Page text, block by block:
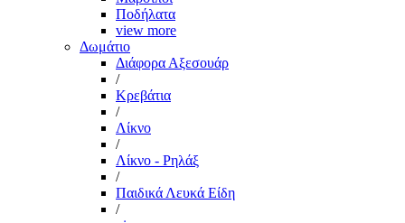
Ποδήλατα
view more
Δωμάτιο
Διάφορα Αξεσουάρ
/
Κρεβάτια
/
Λίκνο
/
Λίκνο - Ρηλάξ
/
Παιδικά Λευκά Είδη
/